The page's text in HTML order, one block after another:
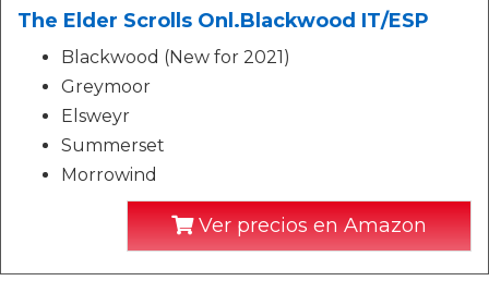
The Elder Scrolls Onl.Blackwood IT/ESP
Blackwood (New for 2021)
Greymoor
Elsweyr
Summerset
Morrowind
Ver precios en Amazon